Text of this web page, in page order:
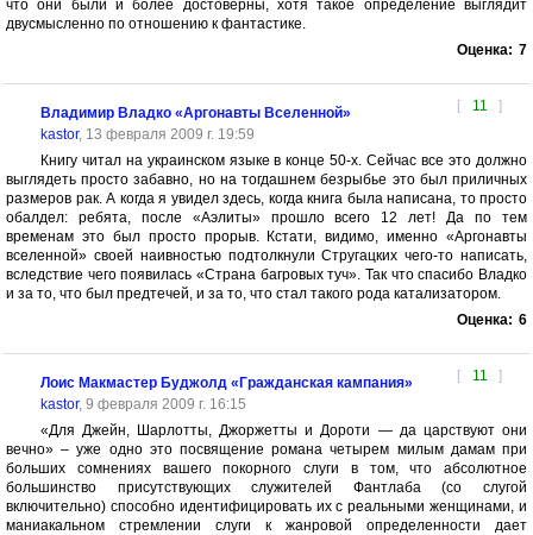
что они были и более достоверны, хотя такое определение выглядит
двусмысленно по отношению к фантастике.
Оценка: 7
[ 11 ]
Владимир Владко «Аргонавты Вселенной»
kastor, 13 февраля 2009 г. 19:59
Книгу читал на украинском языке в конце 50-х. Сейчас все это должно
выглядеть просто забавно, но на тогдашнем безрыбье это был приличных
размеров рак. А когда я увидел здесь, когда книга была написана, то просто
обалдел: ребята, после «Аэлиты» прошло всего 12 лет! Да по тем
временам это был просто прорыв. Кстати, видимо, именно «Аргонавты
вселенной» своей наивностью подтолкнули Стругацких чего-то написать,
вследствие чего появилась «Страна багровых туч». Так что спасибо Владко
и за то, что был предтечей, и за то, что стал такого рода катализатором.
Оценка: 6
[ 11 ]
Лоис Макмастер Буджолд «Гражданская кампания»
kastor, 9 февраля 2009 г. 16:15
«Для Джейн, Шарлотты, Джоржетты и Дороти — да царствуют они
вечно» – уже одно это посвящение романа четырем милым дамам при
больших сомнениях вашего покорного слуги в том, что абсолютное
большинство присутствующих служителей Фантлаба (со слугой
включительно) способно идентифицировать их с реальными женщинами, и
маниакальном стремлении слуги к жанровой определенности дает